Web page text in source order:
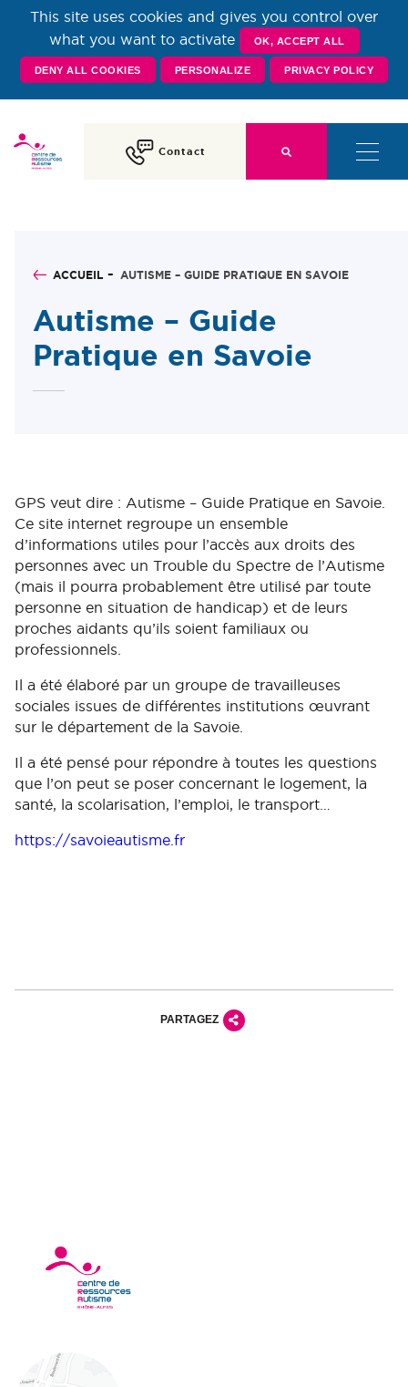
Centre de Ressources
Autisme Rhône-Alpes
Contact
ACCUEIL AUTISME – GUIDE PRATIQUE EN SAVOIE
Autisme – Guide
Pratique en Savoie
GPS veut dire : Autisme – Guide Pratique en Savoie.
Ce site internet regroupe un ensemble
d’informations utiles pour l’accès aux droits des
personnes avec un Trouble du Spectre de l’Autisme
(mais il pourra probablement être utilisé par toute
personne en situation de handicap) et de leurs
proches aidants qu’ils soient familiaux ou
professionnels.
Il a été élaboré par un groupe de travailleuses
sociales issues de différentes institutions œuvrant
sur le département de la Savoie.
Il a été pensé pour répondre à toutes les questions
que l’on peut se poser concernant le logement, la
santé, la scolarisation, l’emploi, le transport…
https://savoieautisme.fr
PARTAGEZ
This site uses cookies and gives you control over
what you want to activate
OK, ACCEPT ALL
DENY ALL COOKIES PERSONALIZE PRIVACY POLICY